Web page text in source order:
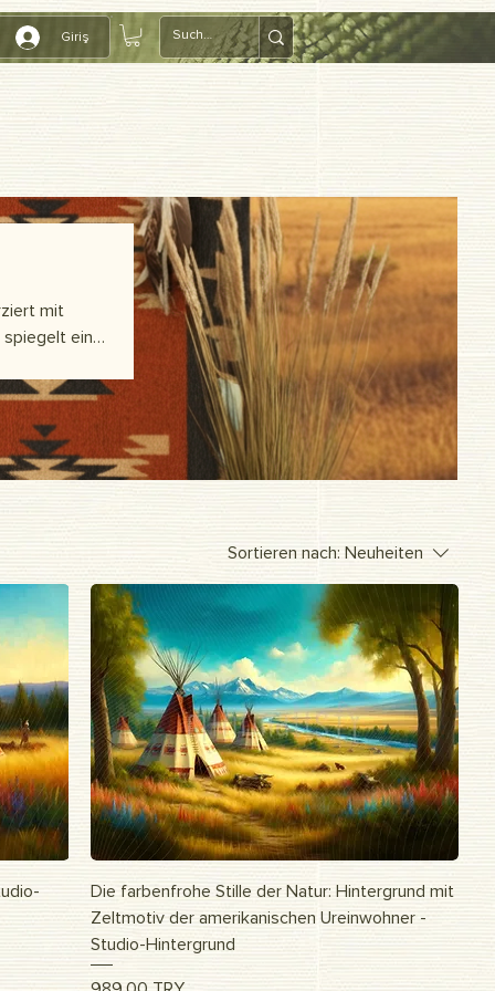
Giriş
mit
spiegelt eine
authentische
Sortieren nach: Neuheiten
Schnellansicht
Die farbenfrohe Stille der Natur: Hintergrund mit
Zeltmotiv der amerikanischen Ureinwohner -
Studio-Hintergrund